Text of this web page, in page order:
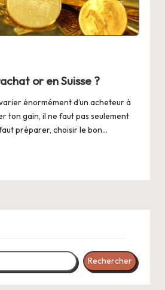
or en Suisse ?
énormément d’un acheteur à
ton gain, il ne faut pas seulement
préparer, choisir le bon…
Rechercher